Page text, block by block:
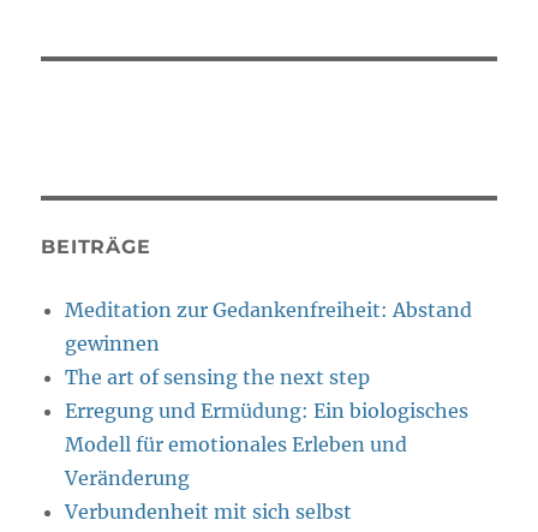
BEITRÄGE
Meditation zur Gedankenfreiheit: Abstand
gewinnen
The art of sensing the next step
Erregung und Ermüdung: Ein biologisches
Modell für emotionales Erleben und
Veränderung
Verbundenheit mit sich selbst